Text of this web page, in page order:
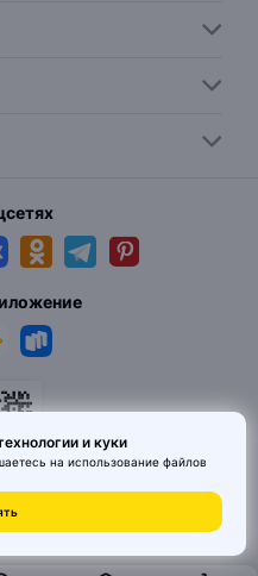
товаров со всего
Все права защищены.
и куки
на использование файлов